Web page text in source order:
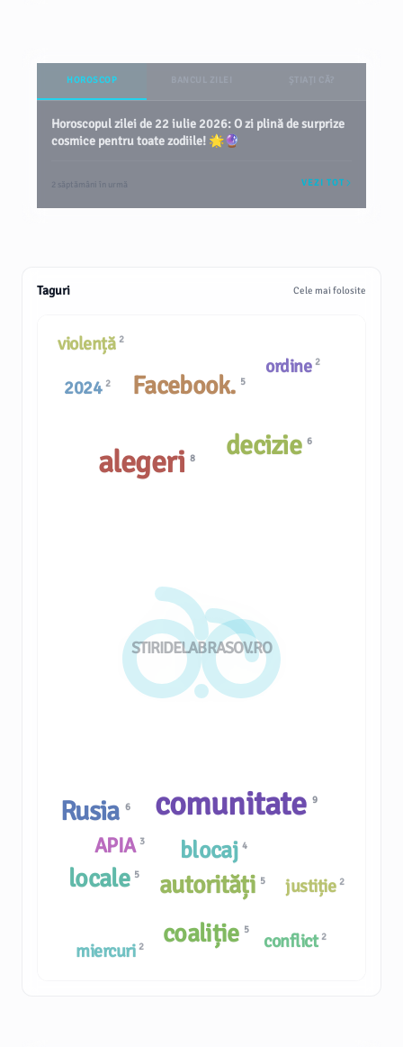
HOROSCOP
Horoscopul zilei de 22 iulie 2026: O zi plină de surprize
cosmice pentru toate zodiile! 🌟🔮
2 săptămâni în urmă VEZI TOT
Taguri Cele mai folosite
STIRIDELABRASOV.RO
decizie 6
justiție 2
conflict 2
miercuri 2
APIA 3
autorități 5
Rusia 6
locale 5
ordine 2
comunitate9
Facebook. 5
coaliție 5
blocaj4
violență 2
alegeri8
2024 2